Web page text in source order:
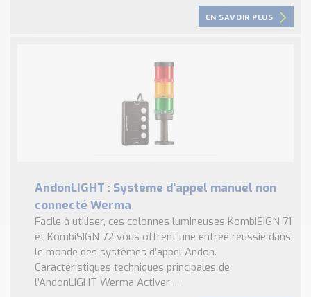
EN SAVOIR PLUS
AndonLIGHT : Système d’appel manuel non
connecté Werma
Facile à utiliser, ces colonnes lumineuses KombiSIGN 71
et KombiSIGN 72 vous offrent une entrée réussie dans
le monde des systèmes d’appel Andon.
Caractéristiques techniques principales de
l’AndonLIGHT Werma Activer ...